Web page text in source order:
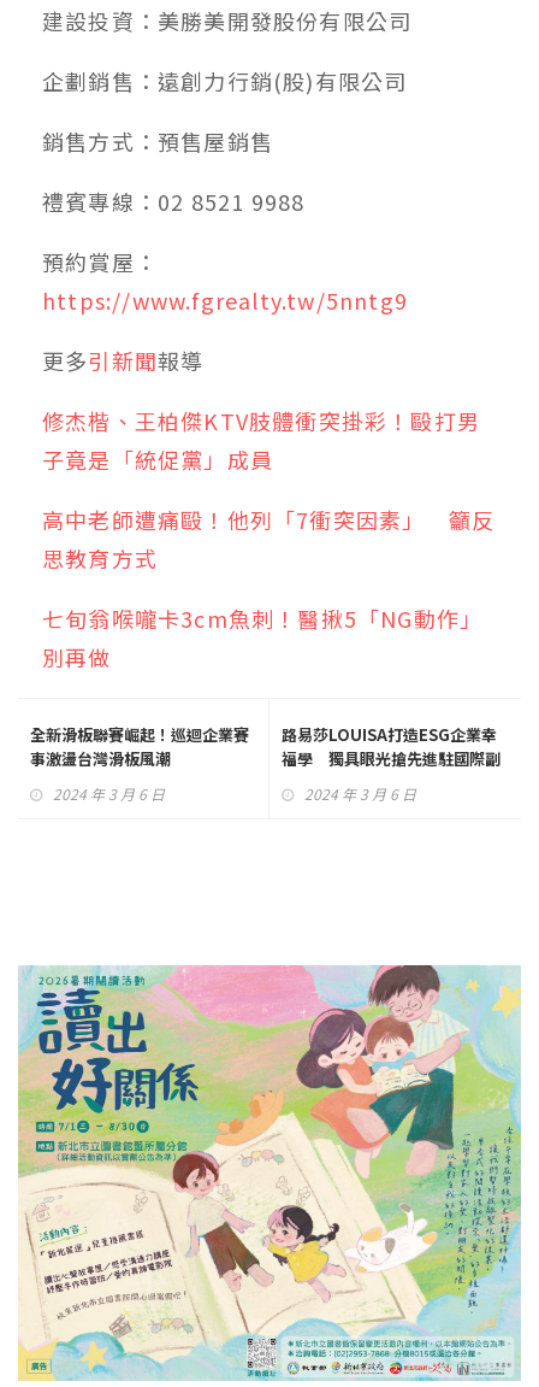
建設投資：美勝美開發股份有限公司
企劃銷售：遠創力行銷(股)有限公司
銷售方式：預售屋銷售
禮賓專線：02 8521 9988
預約賞屋：
https://www.fgrealty.tw/5nntg9
更多引新聞報導
修杰楷、王柏傑KTV肢體衝突掛彩！毆打男
子竟是「統促黨」成員
高中老師遭痛毆！他列「7衝突因素」 籲反
思教育方式
七旬翁喉嚨卡3cm魚刺！醫揪5「NG動作」
別再做
全新滑板聯賽崛起！巡迴企業賽
事激盪台灣滑板風潮
2024 年 3 月 6 日
路易莎LOUISA打造ESG企業幸
福學 獨具眼光搶先進駐國際副
2024 年 3 月 6 日